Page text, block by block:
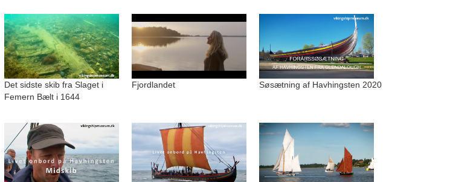
Det sidste skib fra Slaget i
Femern Bælt i 1644
Fjordlandet Søsætning af Havhingsten 2020